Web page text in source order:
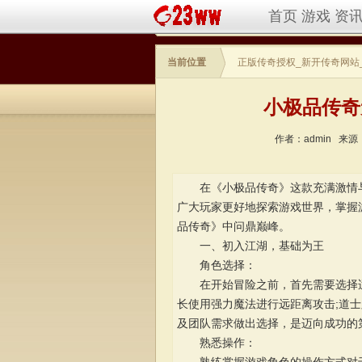
首页 游戏 资
当前位置 正版传奇授权_新开传奇网
小极品传
作者：admin 来源
在《小极品传奇》这款充满激情
广大玩家更好地探索游戏世界，掌
品传奇》中问鼎巅峰。
一、初入江湖，基础为王
角色选择：
在开始冒险之前，首先需要选择
长使用强力魔法进行远距离攻击;道
及团队需求做出选择，是迈向成功的
熟悉操作：